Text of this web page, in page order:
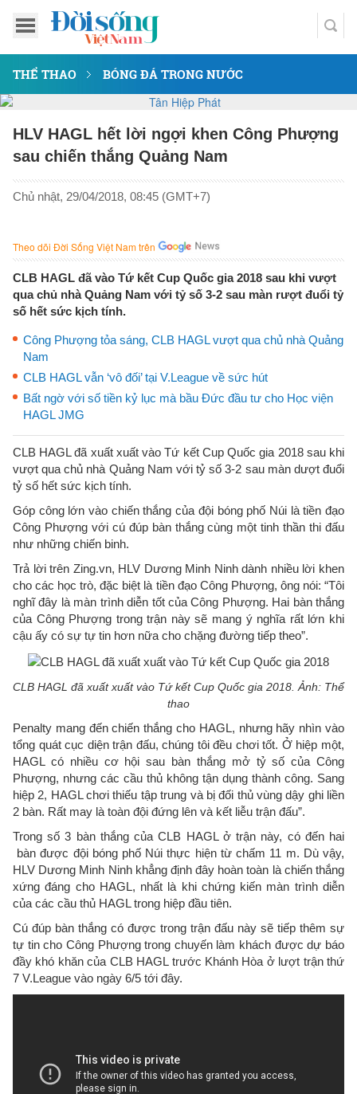
THỂ THAO BÓNG ĐÁ TRONG NƯỚC
HLV HAGL hết lời ngợi khen Công Phượng
sau chiến thắng Quảng Nam
Chủ nhật, 29/04/2018, 08:45 (GMT+7)
Theo dõi Đời Sống Việt Nam trên
CLB HAGL đã vào Tứ kết Cup Quốc gia 2018 sau khi vượt
qua chủ nhà Quảng Nam với tỷ số 3-2 sau màn rượt đuổi tỷ
số hết sức kịch tính.
Công Phượng tỏa sáng, CLB HAGL vượt qua chủ nhà Quảng
Nam
CLB HAGL vẫn ‘vô đối’ tại V.League về sức hút
Bất ngờ với số tiền kỷ lục mà bầu Đức đầu tư cho Học viện
HAGL JMG
CLB HAGL đã xuất xuất vào Tứ kết Cup Quốc gia 2018 sau khi
vượt qua chủ nhà Quảng Nam với tỷ số 3-2 sau màn dượt đuổi
tỷ số hết sức kịch tính.
Góp công lớn vào chiến thắng của đội bóng phố Núi là tiền đạo
Công Phượng với cú đúp bàn thắng cùng một tinh thần thi đấu
như những chiến binh.
Trả lời trên Zing.vn, HLV Dương Minh Ninh dành nhiều lời khen
cho các học trò, đặc biệt là tiền đạo Công Phượng, ông nói: “Tôi
nghĩ đây là màn trình diễn tốt của Công Phượng. Hai bàn thắng
của Công Phượng trong trận này sẽ mang ý nghĩa rất lớn khi
cậu ấy có sự tự tin hơn nữa cho chặng đường tiếp theo”.
CLB HAGL đã xuất xuất vào Tứ kết Cup Quốc gia 2018. Ảnh: Thể
thao
Penalty mang đến chiến thắng cho HAGL, nhưng hãy nhìn vào
tổng quát cục diện trận đấu, chúng tôi đều chơi tốt. Ở hiệp một,
HAGL có nhiều cơ hội sau bàn thắng mở tỷ số của Công
Phượng, nhưng các cầu thủ không tận dụng thành công. Sang
hiệp 2, HAGL chơi thiếu tập trung và bị đối thủ vùng dậy ghi liền
2 bàn. Rất may là toàn đội đứng lên và kết liễu trận đấu”.
Trong số 3 bàn thắng của CLB HAGL ở trận này, có đến hai
bàn được đội bóng phố Núi thực hiện từ chấm 11 m. Dù vậy,
HLV Dương Minh Ninh khẳng định đây hoàn toàn là chiến thắng
xứng đáng cho HAGL, nhất là khi chứng kiến màn trình diễn
của các cầu thủ HAGL trong hiệp đầu tiên.
Cú đúp bàn thắng có được trong trận đấu này sẽ tiếp thêm sự
tự tin cho Công Phượng trong chuyến làm khách được dự báo
đầy khó khăn của CLB HAGL trước Khánh Hòa ở lượt trận thứ
7 V.League vào ngày 6/5 tới đây.